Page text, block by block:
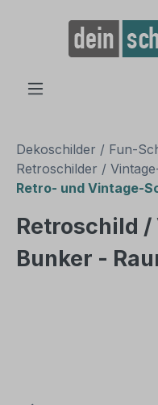
springen
Dekoschilder / Fun-
Retroschilder /
Retro- und Vintage-
Retroschild
Bunker -